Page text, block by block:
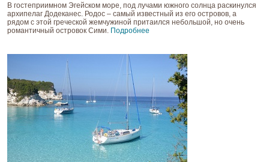
В гостеприимном Эгейском море, под лучами южного солнца раскинулся
архипелаг Додеканес. Родос – самый известный из его островов, а
рядом с этой греческой жемчужиной притаился небольшой, но очень
романтичный островок Сими. Подробнее